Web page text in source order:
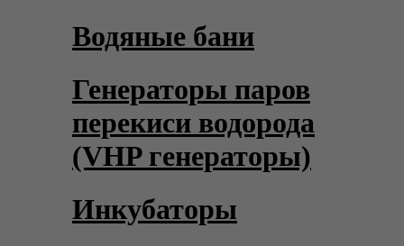
Водяные бани
Генераторы паров
перекиси водорода
(VHP генераторы)
Инкубаторы